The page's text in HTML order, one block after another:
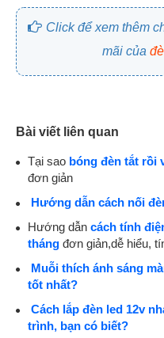
Click để xem thêm
mãi của
Bài viết liên quan
Tại sao bóng đèn tắt rồi
đơn giản
Hướng dẫn cách nối
Hướng dẫn cách tính
tháng đơn giản,dễ hiểu,
Muỗi thích ánh sáng
tốt nhất?
Cách lắp đèn led 12v
trình, bạn có biết?